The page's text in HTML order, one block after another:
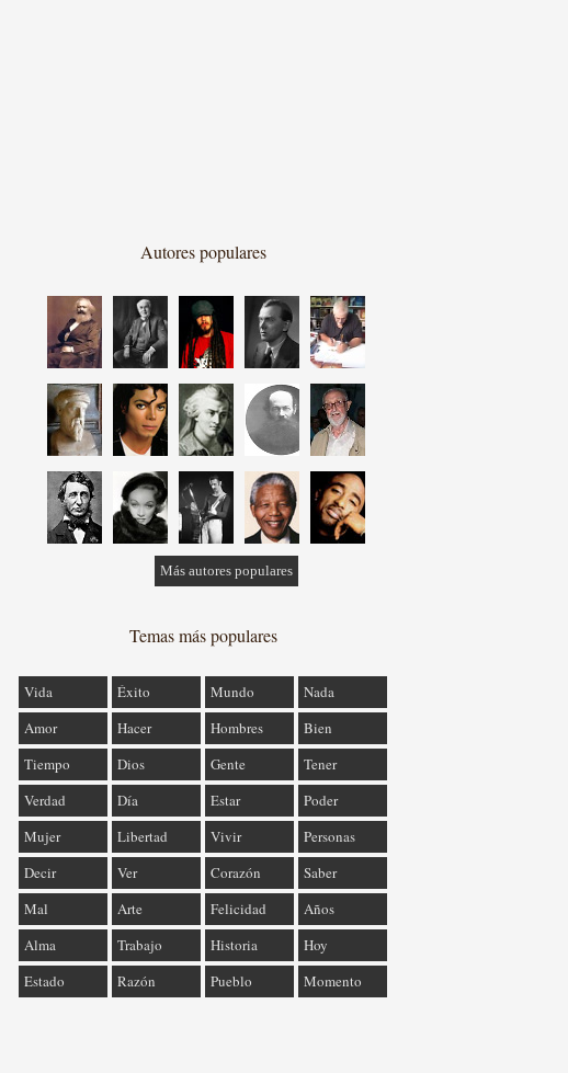
Autores populares
Más autores populares
Temas más populares
Vida Éxito Mundo
Nada
Amor
Hacer Hombres
Bien
Tiempo
Dios Gente
Tener
Verdad
Día Estar
Poder
Mujer
Libertad Vivir
Personas
Decir
Ver Corazón
Saber
Mal
Arte Felicidad
Años
Alma
Trabajo Historia
Hoy
Estado
Razón Pueblo Momento